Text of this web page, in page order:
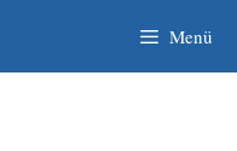
Menü